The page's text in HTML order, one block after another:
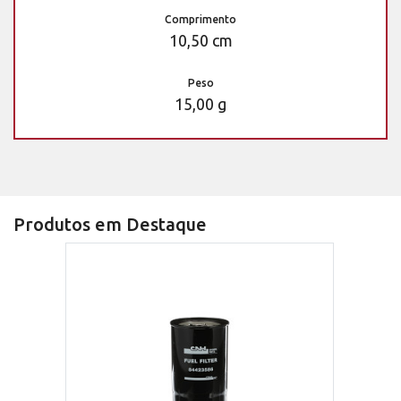
Comprimento
10,50 cm
Peso
15,00 g
Produtos em Destaque